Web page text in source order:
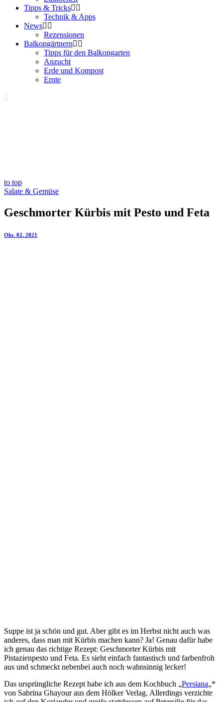
Tipps & Tricks
Technik & Apps
News
Rezensionen
Balkongärtnern
Tipps für den Balkongarten
Anzucht
Erde und Kompost
Ernte
to top
Salate & Gemüse
Geschmorter Kürbis mit Pesto und Feta
Okt. 02. 2021
Suppe ist ja schön und gut. Aber gibt es im Herbst nicht auch was
anderes, dass man mit Kürbis machen kann? Ja! Genau dafür habe
ich genau das richtige Rezept: Geschmorter Kürbis mit
Pistazienpesto und Feta. Es sieht einfach fantastisch und farbenfroh
aus und schmeckt nebenbei auch noch wahnsinnig lecker!
Das ursprüngliche Rezept habe ich aus dem Kochbuch „Persiana„*
von Sabrina Ghayour aus dem Hölker Verlag. Allerdings verzichte